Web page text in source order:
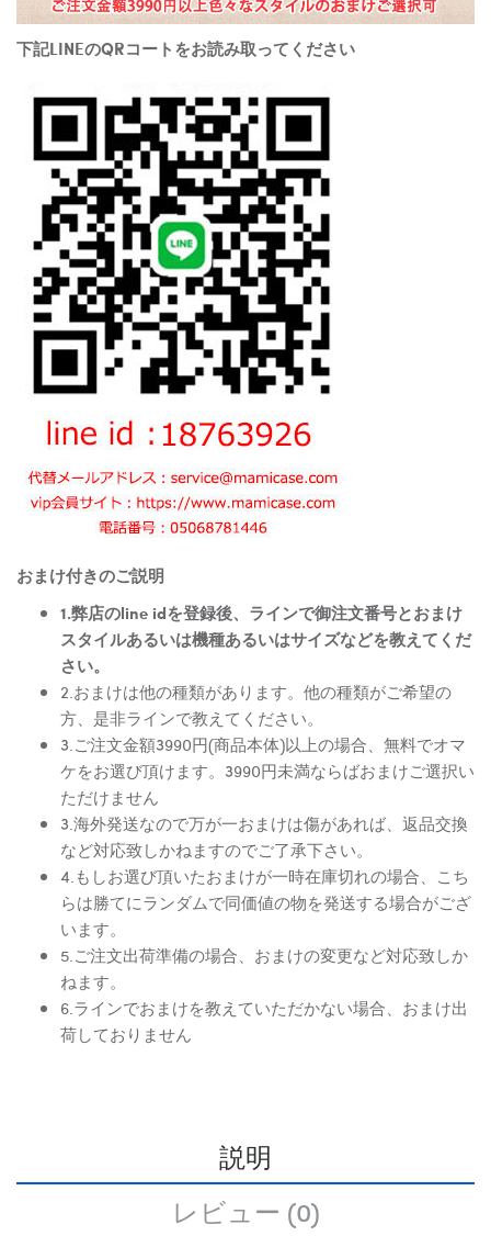
下記LINEのQRコートをお読み取ってください
おまけ付きのご説明
1.弊店のline idを登録後、ラインで御注文番号とおまけ
スタイルあるいは機種あるいはサイズなどを教えてくだ
さい。
2.おまけは他の種類があります。他の種類がご希望の
方、是非ラインで教えてください。
3.ご注文金額3990円(商品本体)以上の場合、無料でオマ
ケをお選び頂けます。3990円未満ならばおまけご選択い
ただけません
3.海外発送なので万が一おまけは傷があれば、返品交換
など対応致しかねますのでご了承下さい。
4.もしお選び頂いたおまけが一時在庫切れの場合、こち
らは勝てにランダムで同価値の物を発送する場合がござ
います。
5.ご注文出荷準備の場合、おまけの変更など対応致しか
ねます。
6.ラインでおまけを教えていただかない場合、おまけ出
荷しておりません
説明
レビュー (0)